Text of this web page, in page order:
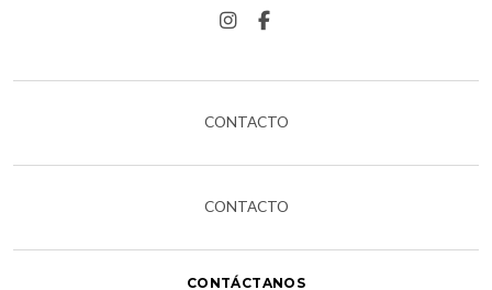
CONTACTO
CONTACTO
CONTÁCTANOS